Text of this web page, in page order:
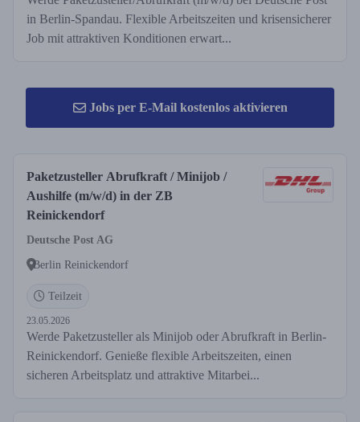
in Berlin-Spandau. Flexible Arbeitszeiten und krisensicherer
Job mit attraktiven Konditionen erwart...
Jobs per E-Mail kostenlos aktivieren
Paketzusteller Abrufkraft / Minijob /
Aushilfe (m/w/d) in der ZB
Reinickendorf
Deutsche Post AG
Berlin Reinickendorf
Teilzeit
23.05.2026
Werde Paketzusteller als Minijob oder Abrufkraft in Berlin-
Reinickendorf. Genieße flexible Arbeitszeiten, einen
sicheren Arbeitsplatz und attraktive Mitarbei...